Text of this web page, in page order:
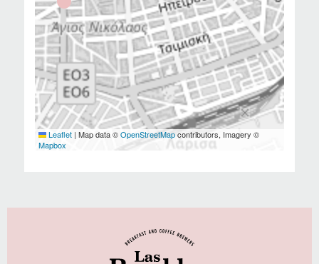
Leaflet | Map data ©OpenStreetMapcontributors, Imagery ©
Mapbox